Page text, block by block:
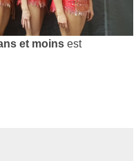
et moins est